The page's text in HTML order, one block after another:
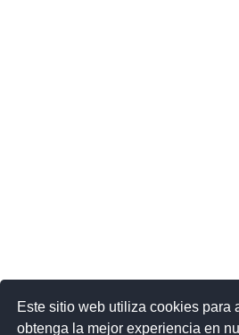
Este sitio web utiliza cookies para
obtenga la mejor experiencia en